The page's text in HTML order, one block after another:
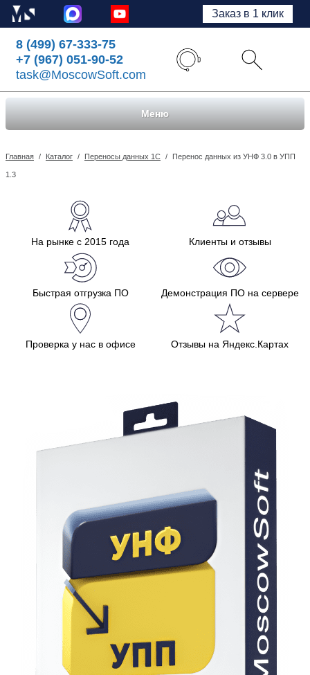
Заказ в 1 клик
8 (499) 67-333-75
+7 (967) 051-90-52
task@MoscowSoft.com
Меню
Главная / Каталог / Переносы данных 1С / Перенос данных из УНФ 3.0 в УПП
1.3
На рынке с 2015 года Клиенты и отзывы
Быстрая отгрузка ПО Демонстрация ПО на сервере
Проверка у нас в офисе Отзывы на Яндекс.Картах